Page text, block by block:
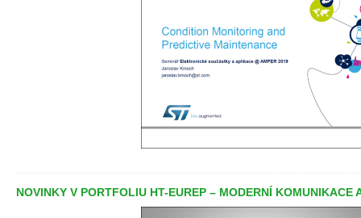
NOVINKY V PORTFOLIU HT-EUREP – MODERNÍ KOMUNIKACE